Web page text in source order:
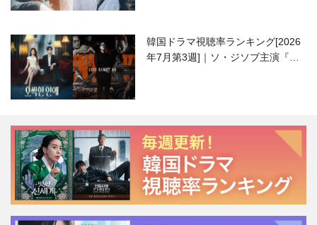
韓国ドラマ視聴率ランキング[2026
年7月第3週]｜ソ・ジソブ主演『エ